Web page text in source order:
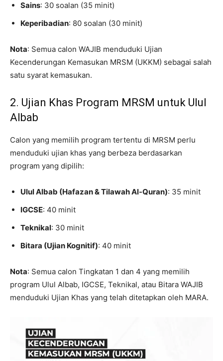
Sains: 30 soalan (35 minit)
Keperibadian: 80 soalan (30 minit)
Nota: Semua calon WAJIB menduduki Ujian
Kecenderungan Kemasukan MRSM (UKKM) sebagai salah
satu syarat kemasukan.
2. Ujian Khas Program MRSM untuk Ulul
Albab
Calon yang memilih program tertentu di MRSM perlu
menduduki ujian khas yang berbeza berdasarkan
program yang dipilih:
Ulul Albab (Hafazan & Tilawah Al-Quran): 35 minit
IGCSE: 40 minit
Teknikal: 30 minit
Bitara (Ujian Kognitif): 40 minit
Nota: Semua calon Tingkatan 1 dan 4 yang memilih
program Ulul Albab, IGCSE, Teknikal, atau Bitara WAJIB
menduduki Ujian Khas yang telah ditetapkan oleh MARA.